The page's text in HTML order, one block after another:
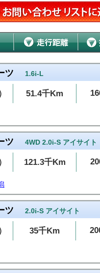
ツ 1.6i-L
51.4千Km
ツ 4WD 2.0i-S アイサイト
121.3千Km
ツ 2.0i-S アイサイト
35千Km